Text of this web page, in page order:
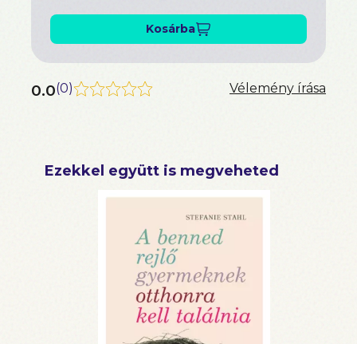
Kosárba
0.0(0) Vélemény írása
Ezekkel együtt is megveheted